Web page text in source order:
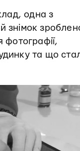
одна з
знімок
фотографії,
та що